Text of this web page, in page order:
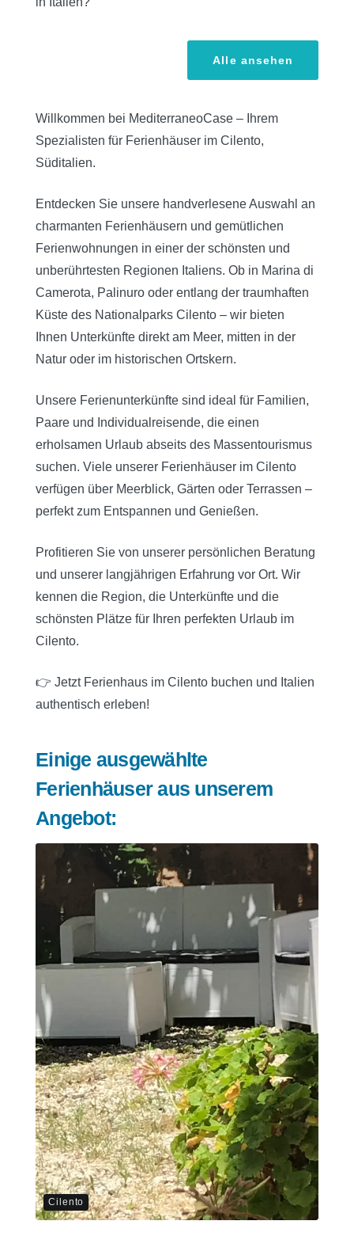
Alle ansehen
Willkommen bei MediterraneoCase – Ihrem
Spezialisten für Ferienhäuser im Cilento,
Süditalien.
Entdecken Sie unsere handverlesene Auswahl an
charmanten Ferienhäusern und gemütlichen
Ferienwohnungen in einer der schönsten und
unberührtesten Regionen Italiens. Ob in Marina di
Camerota, Palinuro oder entlang der traumhaften
Küste des Nationalparks Cilento – wir bieten
Ihnen Unterkünfte direkt am Meer, mitten in der
Natur oder im historischen Ortskern.
Unsere Ferienunterkünfte sind ideal für Familien,
Paare und Individualreisende, die einen
erholsamen Urlaub abseits des Massentourismus
suchen. Viele unserer Ferienhäuser im Cilento
verfügen über Meerblick, Gärten oder Terrassen –
perfekt zum Entspannen und Genießen.
Profitieren Sie von unserer persönlichen Beratung
und unserer langjährigen Erfahrung vor Ort. Wir
kennen die Region, die Unterkünfte und die
schönsten Plätze für Ihren perfekten Urlaub im
Cilento.
👉 Jetzt Ferienhaus im Cilento buchen und Italien
authentisch erleben!
Einige ausgewählte
Ferienhäuser aus unserem
Angebot:
Cilento